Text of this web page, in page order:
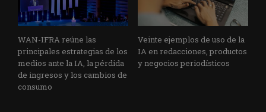
WAN-IFRA reúne las
principales estrategias de los
medios ante la IA, la pérdida
de ingresos y los cambios de
consumo
Veinte ejemplos de uso de la
IA en redacciones, productos
y negocios periodísticos